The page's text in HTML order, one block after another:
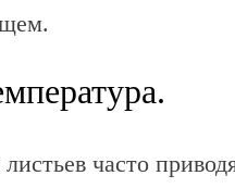
часто